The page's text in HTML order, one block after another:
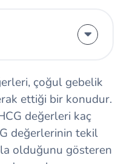
çoğul gebelik
ettiği bir konudur.
değerleri kaç
değerlerinin tekil
olduğunu gösteren